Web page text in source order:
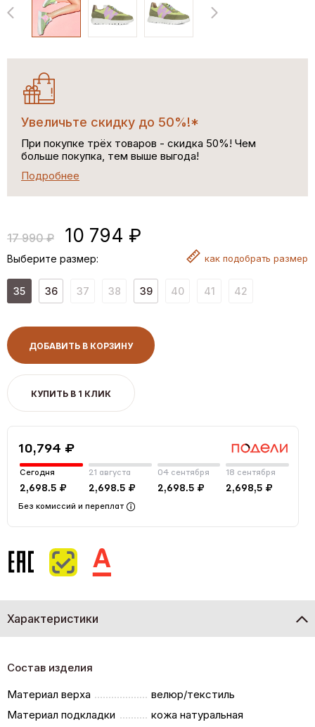
Увеличьте скидку до 50%!*
При покупке трёх товаров - скидка 50%! Чем
больше покупка, тем выше выгода!
Подробнее
17 990 ₽ 10 794 ₽
Выберите размер: как подобрать размер
35 36 37 38 39 40 41 42
ДОБАВИТЬ В КОРЗИНУ
КУПИТЬ В 1 КЛИК
10,794 ₽
Сегодня
2,698.5 ₽
21 августа
2,698.5 ₽
04 сентября
2,698.5 ₽
18 сентября
2,698,5 ₽
Без комиссий и переплат
Характеристики
Состав изделия
Материал верха
велюр/текстиль
Материал подкладки
кожа натуральная